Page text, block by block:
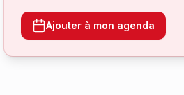
Ajouter à mon agenda